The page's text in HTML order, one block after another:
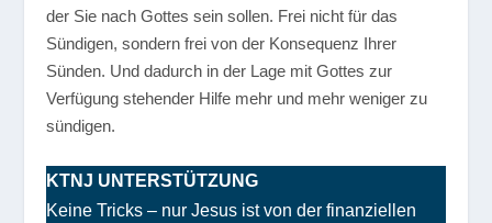
der Sie nach Gottes sein sollen. Frei nicht für das
Sündigen, sondern frei von der Konsequenz Ihrer
Sünden. Und dadurch in der Lage mit Gottes zur
Verfügung stehender Hilfe mehr und mehr weniger zu
sündigen.
KTNJ UNTERSTÜTZUNG
Keine Tricks – nur Jesus ist von der finanziellen